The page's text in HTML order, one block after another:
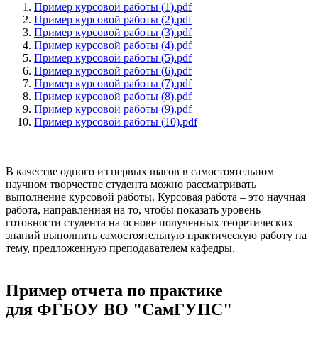
Пример курсовой работы (1).pdf
Пример курсовой работы (2).pdf
Пример курсовой работы (3).pdf
Пример курсовой работы (4).pdf
Пример курсовой работы (5).pdf
Пример курсовой работы (6).pdf
Пример курсовой работы (7).pdf
Пример курсовой работы (8).pdf
Пример курсовой работы (9).pdf
Пример курсовой работы (10).pdf
В качестве одного из первых шагов в самостоятельном
научном творчестве студента можно рассматривать
выполнение курсовой работы. Курсовая работа – это научная
работа, направленная на то, чтобы показать уровень
готовности студента на основе полученных теоретических
знаний выполнить самостоятельную практическую работу на
тему, предложенную преподавателем кафедры.
Пример отчета по практике
для ФГБОУ ВО "СамГУПС"